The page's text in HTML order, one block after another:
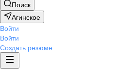
Поиск
Агинское
Войти
Войти
Создать резюме